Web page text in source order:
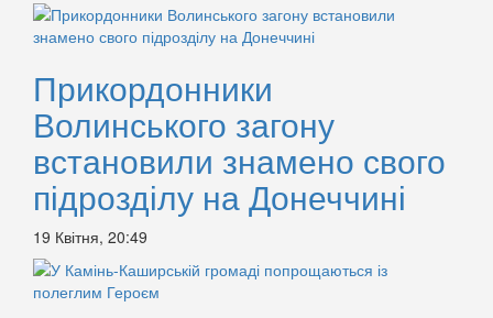
Прикордонники
Волинського загону
встановили знамено свого
підрозділу на Донеччині
19 Квітня, 20:49